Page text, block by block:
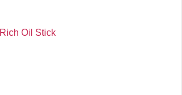
Rich Oil Stick